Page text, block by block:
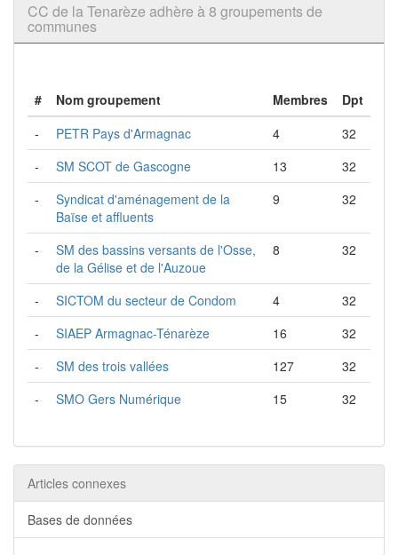
CC de la Tenarèze adhère à 8 groupements de
communes
# Nom groupement Membres
Dpt
-
PETR Pays d'Armagnac 4
32
-
SM SCOT de Gascogne 13
32
-
Syndicat d'aménagement de la
Baïse et affluents
9 32
-
SM des bassins versants de l'Osse,
de la Gélise et de l'Auzoue
8 32
- SICTOM du secteur de Condom 4
32
-
SIAEP Armagnac-Ténarèze 16
32
-
SM des trois vallées 127
32
-
SMO Gers Numérique 15 32
Articles connexes
Bases de données